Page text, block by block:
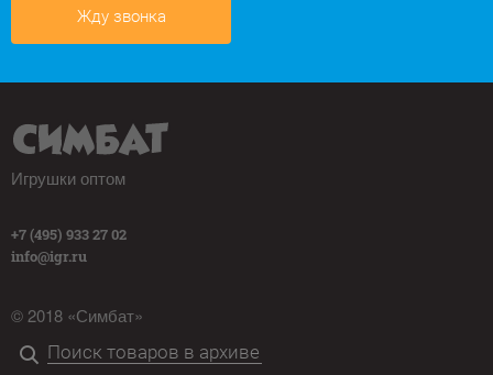
Жду звонка
Игрушки оптом
+7 (495) 933 27 02
info@igr.ru
© 2018 «Симбат»